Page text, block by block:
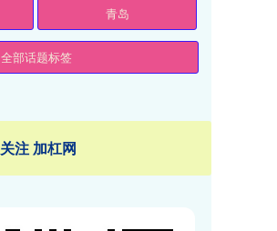
青岛
全部话题标签
关注 加杠网